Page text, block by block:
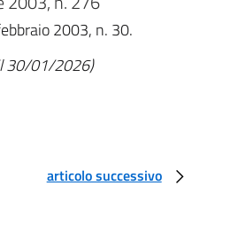
2003, n. 30.
30/01/2026)
articolo successivo